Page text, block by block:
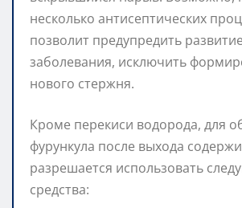
несколько антисептических
позволит предупредить
заболевания, исключить
нового стержня.
Кроме перекиси водорода, для
фурункула после выхода
разрешается использовать
средства: